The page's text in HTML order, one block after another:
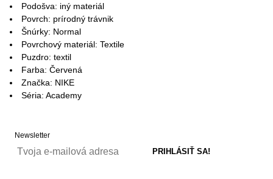
Podošva: iný materiál
Povrch: prírodný trávnik
Šnúrky: Normal
Povrchový materiál: Textile
Puzdro: textil
Farba: Červená
Značka: NIKE
Séria: Academy
Newsletter